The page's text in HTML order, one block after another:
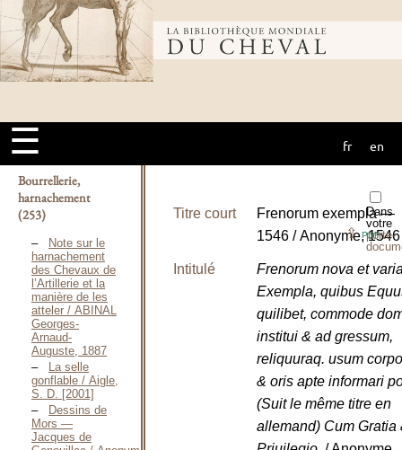
Bibliothèque
mondiale du
cheval
☰ fr en
Description
scientifique
Bourrellerie,
harnachement
(253)
Note sur le
harnachement
des Chevaux de
l’Artillerie et la
manière de les
atteler / ABINAL
Georges-
Arnaud-
Auguste, 1887
La selle
gonflable / Aigle,
S. D. [2001]
Dessins de
Mors —
Jacques de
Dans
votre
porte-
⇪PDF
Titre court
Frenorum exempla —
1546 / Anonyme, 1546
Intitulé
Frenorum nova et
Exempla, quibus
quilibet, commode
institui & ad gressum,
reliquuraq. usum
& oris apte informari
(Suit le même titre en
allemand) Cum Gratia